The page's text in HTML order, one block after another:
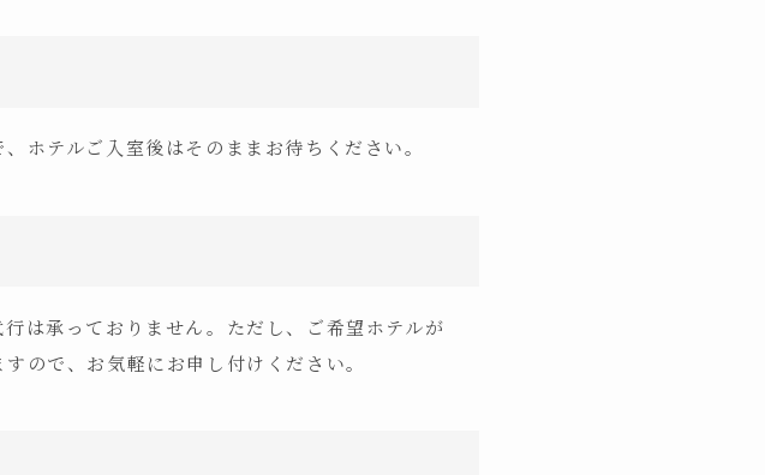
ホテルご入室後はそのままお待ちください。
は承っておりません。ただし、ご希望ホテルが
ので、お気軽にお申し付けください。